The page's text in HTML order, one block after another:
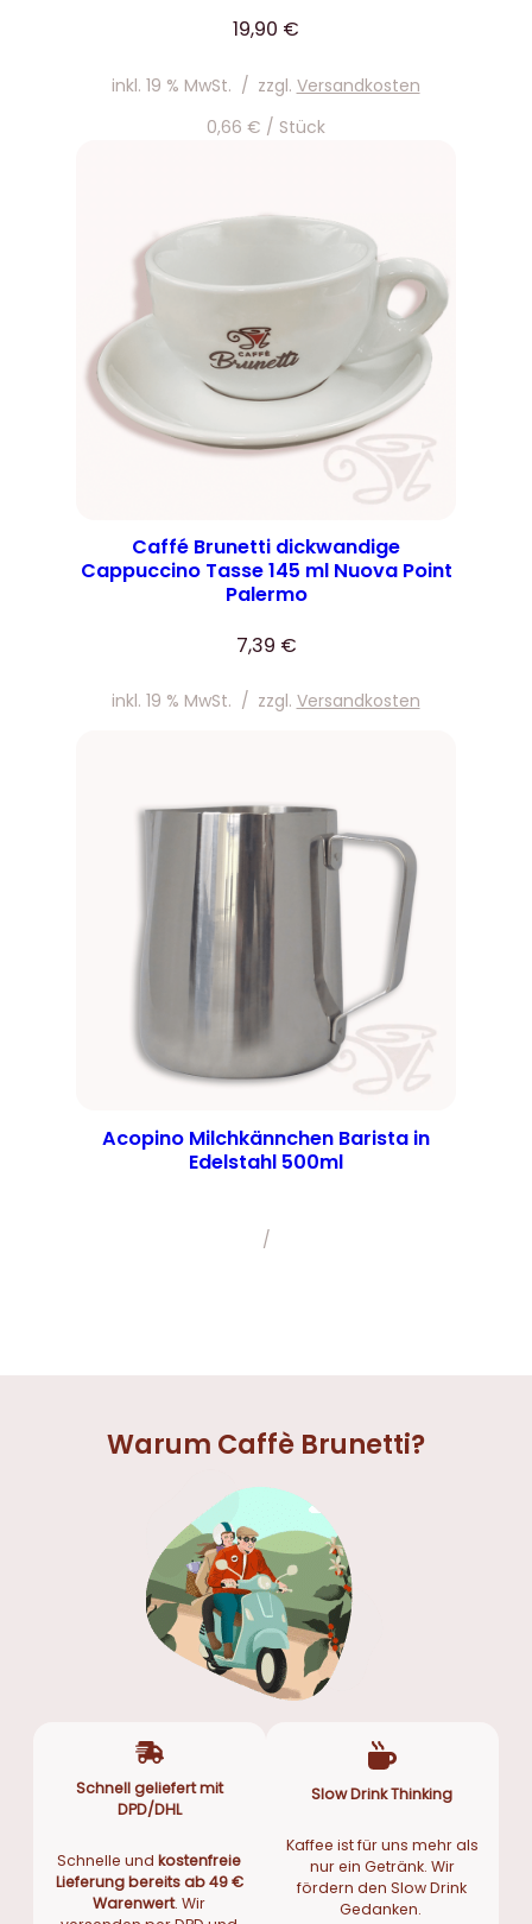
19,90 €
inkl. 19 % MwSt. / zzgl. Versandkosten
0,66 € / Stück
Caffé Brunetti dickwandige
Cappuccino Tasse 145 ml Nuova Point
Palermo
7,39 €
inkl. 19 % MwSt. / zzgl. Versandkosten
Acopino Milchkännchen Barista in
Edelstahl 500ml
/
Warum Caffè Brunetti?
Schnell geliefert mit
DPD/DHL
Schnelle undkostenfreie
Lieferung bereits ab 49 €
Warenwert. Wir
Slow Drink Thinking
Kaffee ist für uns mehr als
nur ein Getränk. Wir
fördern den Slow Drink
Gedanken.